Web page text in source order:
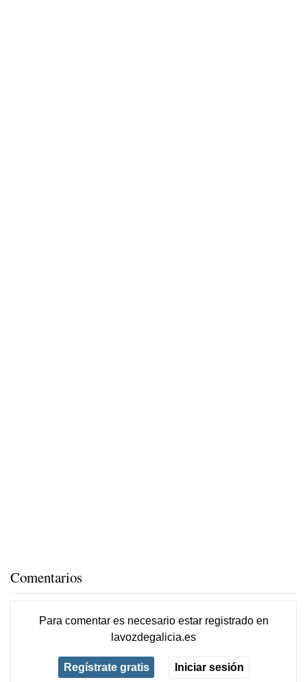
Comentarios
Para comentar es necesario estar registradoen
lavozdegalicia.es
Regístrate gratis Iniciar sesión